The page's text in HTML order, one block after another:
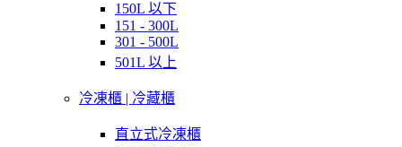
150L 以下
151 - 300L
301 - 500L
501L 以上
冷凍櫃 | 冷藏櫃
直立式冷凍櫃